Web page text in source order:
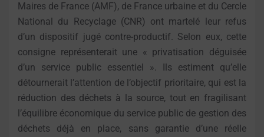
Maires de France (AMF), de France urbaine et du Cercle
National du Recyclage (CNR) ont martelé leur refus
d’un dispositif jugé contre-productif. Selon eux, cette
consigne représenterait une « privatisation déguisée
d’un service public essentiel ». Ils estiment qu’elle
détournerait l’attention de l’objectif prioritaire, qui est la
réduction des déchets à la source, tout en fragilisant
l’équilibre économique du service public de gestion des
déchets déjà en place, sans garantie d’une réelle